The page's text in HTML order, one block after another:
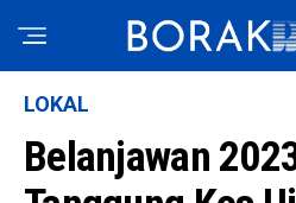
LOKAL
Belanjawan